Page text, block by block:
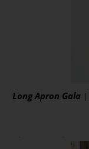
Long Apron Gala |
ab 8,74 € *